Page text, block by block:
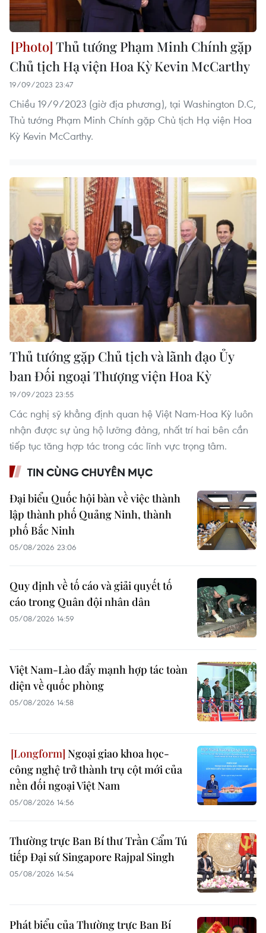
Thủ tướng Phạm Minh Chính gặp
Chủ tịch Hạ viện Hoa Kỳ Kevin McCarthy
19/09/2023 23:47
Chiều 19/9/2023 (giờ địa phương), tại Washington D.C,
Thủ tướng Phạm Minh Chính gặp Chủ tịch Hạ viện Hoa
Kỳ Kevin McCarthy.
Thủ tướng gặp Chủ tịch và lãnh đạo Ủy
ban Đối ngoại Thượng viện Hoa Kỳ
19/09/2023 23:55
Các nghị sỹ khẳng định quan hệ Việt Nam-Hoa Kỳ luôn
nhận được sự ủng hộ lưỡng đảng, nhất trí hai bên cần
tiếp tục tăng hợp tác trong các lĩnh vực trọng tâm.
TIN CÙNG CHUYÊN MỤC
Đại biểu Quốc hội bàn về việc thành
lập thành phố Quảng Ninh, thành
phố Bắc Ninh
05/08/2026 23:06
Quy định về tố cáo và giải quyết tố
cáo trong Quân đội nhân dân
05/08/2026 14:59
Việt Nam-Lào đẩy mạnh hợp tác toàn
diện về quốc phòng
05/08/2026 14:58
Ngoại giao khoa học-
công nghệ trở thành trụ cột mới của
nền đối ngoại Việt Nam
05/08/2026 14:56
Thường trực Ban Bí thư Trần Cẩm Tú
tiếp Đại sứ Singapore Rajpal Singh
05/08/2026 14:54
Phát biểu của Thường trực Ban Bí